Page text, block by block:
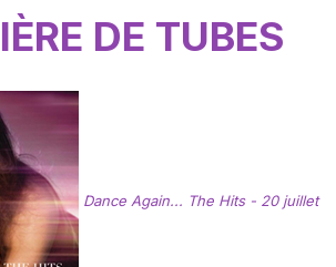
DE TUBES
Dance Again... The Hits - 20 juillet